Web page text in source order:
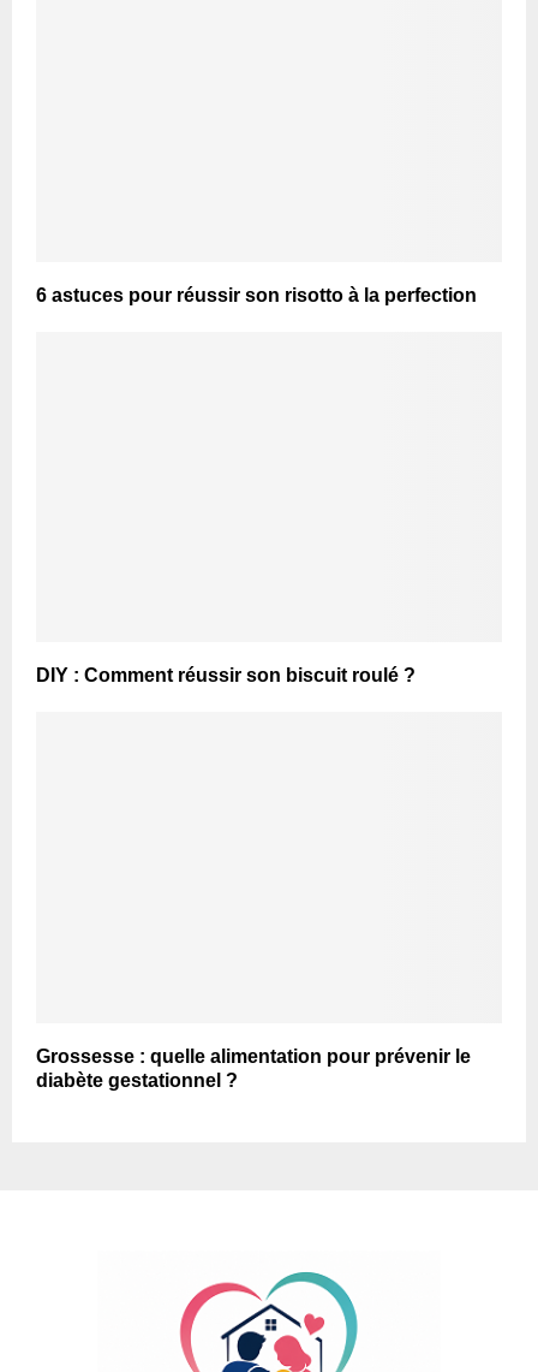
6 astuces pour réussir son risotto à la perfection
DIY : Comment réussir son biscuit roulé ?
Grossesse : quelle alimentation pour prévenir le
diabète gestationnel ?